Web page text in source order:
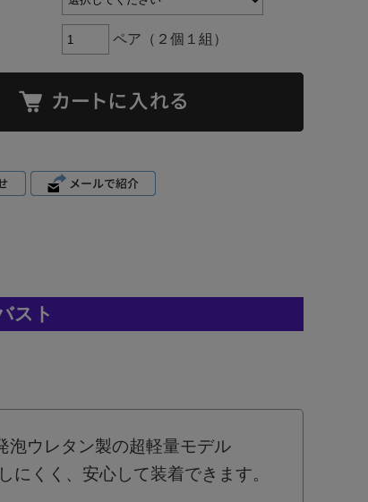
ペア（２個１組）
スト
泡ウレタン製の超軽量モデル
くく、安心して装着できます。